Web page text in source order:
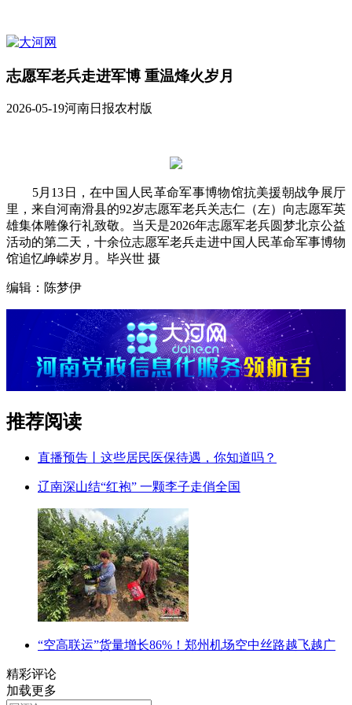
志愿军老兵走进军博 重温烽火岁月
2026-05-19河南日报农村版
5月13日，在中国人民革命军事博物馆抗美援朝战争展厅
里，来自河南滑县的92岁志愿军老兵关志仁（左）向志愿军英
雄集体雕像行礼致敬。当天是2026年志愿军老兵圆梦北京公益
活动的第二天，十余位志愿军老兵走进中国人民革命军事博物
馆追忆峥嵘岁月。毕兴世 摄
编辑：陈梦伊
推荐阅读
直播预告丨这些居民医保待遇，你知道吗？
辽南深山结“红袍” 一颗李子走俏全国
“空高联运”货量增长86%！郑州机场空中丝路越飞越广
精彩评论
加载更多